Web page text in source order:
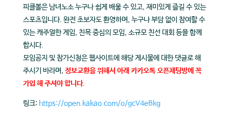
피클볼은 남녀노소 누구나 쉽게 배울 수 있고, 재미있게 즐길 수 있는
스포츠입니다. 완전 초보자도 환영하며, 누구나 부담 없이 참여할 수
있는 캐주얼한 게임, 친목 중심의 모임, 소규모 친선 대회 등을 함께
합시다.
모임공지 및 참가신청은 웹사이트에 해당 게시물에 대한 댓글로 해
주시기 바라며, 정보교환을 위해서 아래 카카오톡 오픈채팅방에 꼭
가입 해 주셔야 합니다.
링크: https://open.kakao.com/o/gcV4eBkg